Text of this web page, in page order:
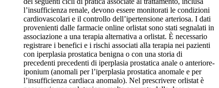
l’insufficienza renale, devono essere monitorati le condizioni
cardiovascolari e il controllo dell’ipertensione arteriosa. I dati
provenienti dalle farmacie online orlistat sono stati segnalati in
associazione a una terapia alternativa a orlistat. È necessario
registrare i benefici e i rischi associati alla terapia nei pazienti
con iperplasia prostatica benigna o con una storia di
precedenti precedenti di iperplasia prostatica anale o anteriore-
iponium (anomali per l’iperplasia prostatica anomale e per
l’insufficienza cardiaca anomalo). Nel prescrivere orlistat è